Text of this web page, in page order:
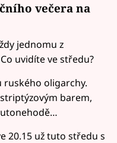
večera na
jednomu z
uvidíte ve středu?
ruského oligarchy.
barem,
20.15 už tuto středu s